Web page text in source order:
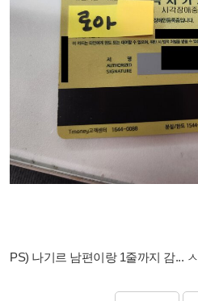
PS) 나기르 남편이랑 1줄까지 감...